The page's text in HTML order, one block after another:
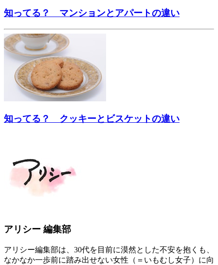
知ってる？ マンションとアパートの違い
知ってる？ クッキーとビスケットの違い
アリシー 編集部
アリシー編集部は、30代を目前に漠然とした不安を抱くも、
なかなか一歩前に踏み出せない女性（＝いもむし女子）に向